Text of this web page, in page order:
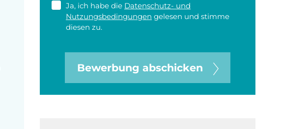
Ja, ich habe die Datenschutz- und
Nutzungsbedingungen gelesen und stimme
diesen zu.
Bewerbung abschicken